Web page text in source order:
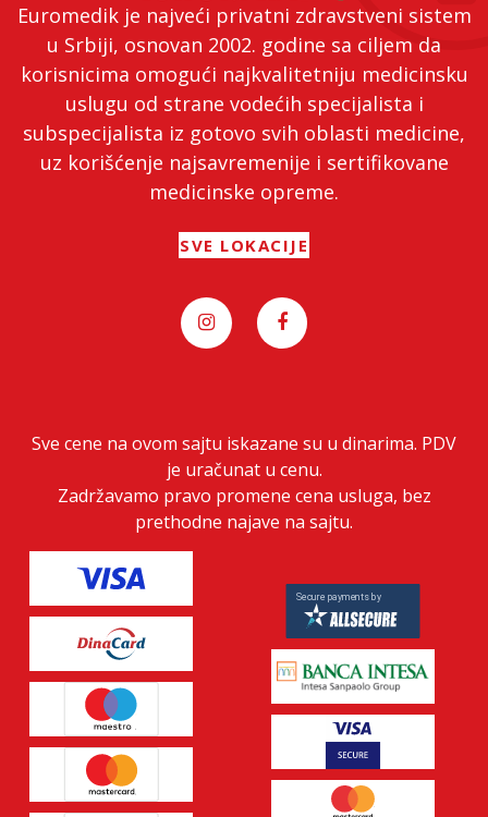
Euromedik je najveći privatni zdravstveni sistem
u Srbiji, osnovan 2002. godine sa ciljem da
korisnicima omogući najkvalitetniju medicinsku
uslugu od strane vodećih specijalista i
subspecijalista iz gotovo svih oblasti medicine,
uz korišćenje najsavremenije i sertifikovane
medicinske opreme.
SVE LOKACIJE
Sve cene na ovom sajtu iskazane su u dinarima. PDV
je uračunat u cenu.
Zadržavamo pravo promene cena usluga, bez
prethodne najave na sajtu.